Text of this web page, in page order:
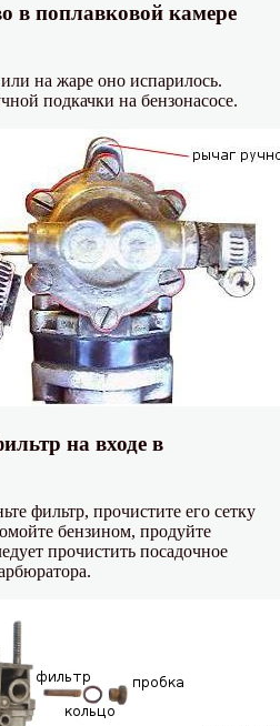
в поплавковой камере
на жаре оно испарилось.
подкачки на бензонасосе.
на входе в
фильтр, прочистите его сетку
бензином, продуйте
прочистить посадочное